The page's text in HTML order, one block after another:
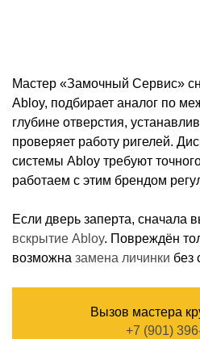
Мастер «Замочный Сервис»
Abloy, подбирает аналог по
глубине отверстия,
проверяет работу ригелей.
системы Abloy требуют
работаем с этим брендом
Если дверь заперта, сначала
вскрытие Abloy. Повреждён
возможна замена личинки без
Вызов мастера
+7 (901)